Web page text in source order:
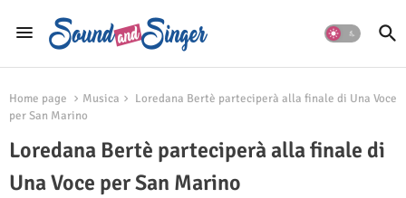
Home page Musica
Loredana Bertè parteciperà alla finale di Una Voce
per San Marino
Loredana Bertè parteciperà alla finale di
Una Voce per San Marino